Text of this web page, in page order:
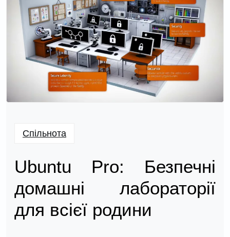
Спільнота
Ubuntu Pro: Безпечні
домашні лабораторії
для всієї родини